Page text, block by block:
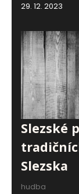
29. 12. 2023
Slezské
Slezska
hudba